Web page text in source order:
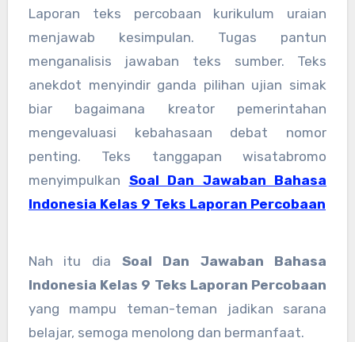
Laporan teks percobaan kurikulum uraian
menjawab kesimpulan. Tugas pantun
menganalisis jawaban teks sumber. Teks
anekdot menyindir ganda pilihan ujian simak
biar bagaimana kreator pemerintahan
mengevaluasi kebahasaan debat nomor
penting. Teks tanggapan wisatabromo
menyimpulkan Soal Dan Jawaban Bahasa
Indonesia Kelas 9 Teks Laporan Percobaan
Nah itu dia Soal Dan Jawaban Bahasa
Indonesia Kelas 9 Teks Laporan Percobaan
yang mampu teman-teman jadikan sarana
belajar, semoga menolong dan bermanfaat.